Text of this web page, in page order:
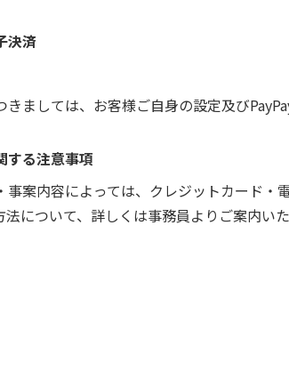
決済
ましては、お客様ご自身の設定及び
する注意事項
案内容によっては、クレジットカード・
について、詳しくは事務員よりご案内いた